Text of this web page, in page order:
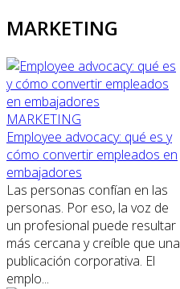
MARKETING
MARKETING
Employee advocacy: qué es y
cómo convertir empleados en
embajadores
Las personas confían en las
personas. Por eso, la voz de
un profesional puede resultar
más cercana y creíble que una
publicación corporativa. El
emplo...